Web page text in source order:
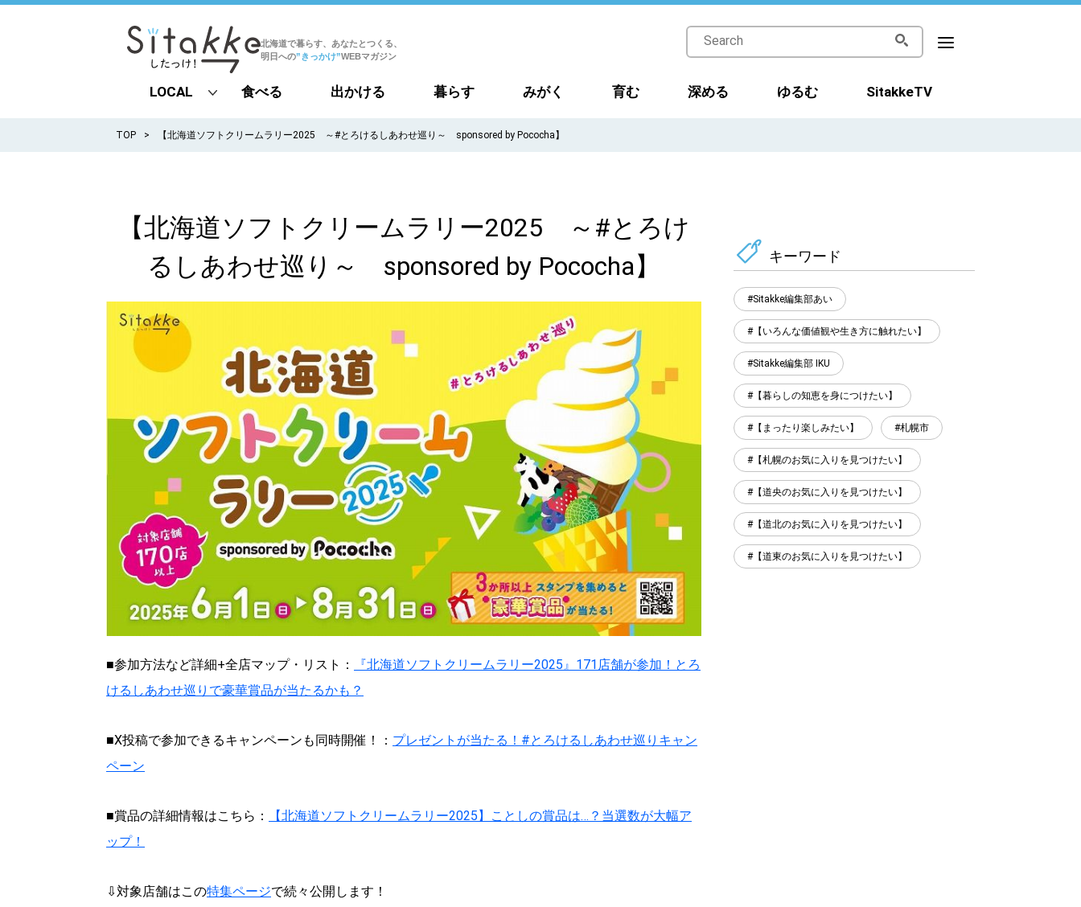
北海道で暮らす、あなたとつくる、
明日への”きっかけ”WEBマガジン
LOCAL
all
道南
道東
食べる 出かける 暮らす みがく 育む 深める ゆるむ SitakkeTV
TOP 【北海道ソフトクリームラリー2025 ～#とろけるしあわせ巡り～ sponsored by Pococha】
【北海道ソフトクリームラリー2025 ～#とろけ
るしあわせ巡り～ sponsored by Pococha】
■参加方法など詳細+全店マップ・リスト：
『北海道ソフトクリームラリー2025』171店舗が参加！とろ
けるしあわせ巡りで豪華賞品が当たるかも？
■X投稿で参加できるキャンペーンも同時開催！： プレゼントが当たる！#とろけるしあわせ巡りキャン
ペーン
■賞品の詳細情報はこちら：
【北海道ソフトクリームラリー2025】ことしの賞品は…？当選数が大幅ア
ップ！
⇩対象店舗はこの特集ページで続々公開します！
キーワード
Sitakke編集部あい
【いろんな価値観や生き方に触れたい】
Sitakke編集部 IKU
【暮らしの知恵を身につけたい】
【まったり楽しみたい】 札幌市
【札幌のお気に入りを見つけたい】
【道央のお気に入りを見つけたい】
【道北のお気に入りを見つけたい】
【道東のお気に入りを見つけたい】